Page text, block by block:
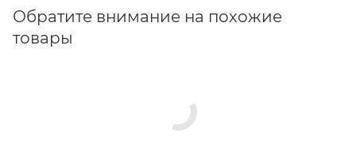
Обратите внимание на похожие
товары